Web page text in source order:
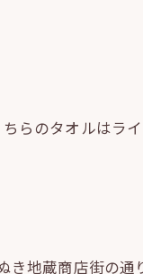
らのタオルはラ
地蔵商店街の通